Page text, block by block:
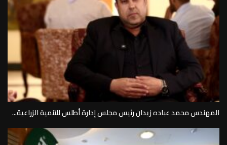
المهندس محمد عباده زيدان رئيس مجلس إدارة أطلس للتنمية الزراعية...